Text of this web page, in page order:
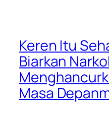
Keren Itu
Biarkan
Masa